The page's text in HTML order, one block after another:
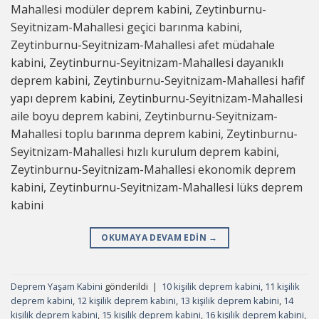
Mahallesi modüler deprem kabini, Zeytinburnu-
Seyitnizam-Mahallesi geçici barınma kabini,
Zeytinburnu-Seyitnizam-Mahallesi afet müdahale
kabini, Zeytinburnu-Seyitnizam-Mahallesi dayanıklı
deprem kabini, Zeytinburnu-Seyitnizam-Mahallesi hafif
yapı deprem kabini, Zeytinburnu-Seyitnizam-Mahallesi
aile boyu deprem kabini, Zeytinburnu-Seyitnizam-
Mahallesi toplu barınma deprem kabini, Zeytinburnu-
Seyitnizam-Mahallesi hızlı kurulum deprem kabini,
Zeytinburnu-Seyitnizam-Mahallesi ekonomik deprem
kabini, Zeytinburnu-Seyitnizam-Mahallesi lüks deprem
kabini
OKUMAYA DEVAM EDIN →
Deprem Yaşam Kabini gönderildi | 10 kişilik deprem kabini, 11 kişilik
deprem kabini, 12 kişilik deprem kabini, 13 kişilik deprem kabini, 14
kişilik deprem kabini, 15 kişilik deprem kabini, 16 kişilik deprem kabini,